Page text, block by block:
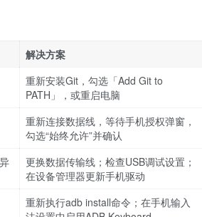
解决方案
重新安装Git，勾选「Add Git to
PATH」，或重启电脑
重新连接数据线，等待手机授权弹窗，
勾选“始终允许”并确认
更换数据传输线；检查USB调试设置；
在设备管理器更新手机驱动
重新执行adb install命令；在手机输入